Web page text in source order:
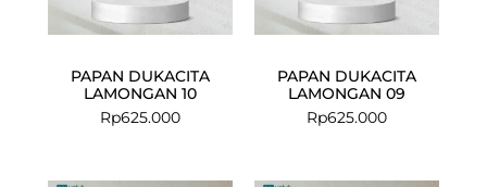
PAPAN DUKACITA
LAMONGAN 10
Rp625.000
PAPAN DUKACITA
LAMONGAN 09
Rp625.000